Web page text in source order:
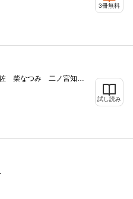
3冊無料
柴なつみ 二ノ宮知
ばったん 有賀リエ
ま 渡辺あゆ 磯谷友紀
試し読み